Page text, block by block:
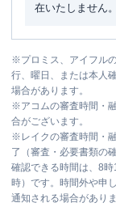
在いたしません。
※プロミス、アイフル
行、曜日、または本人
場合があります。
※アコムの審査時間・
合がございます。
※ レイクの審査時間・
了（審査・必要書類の
確認できる時間は、8
時）です。時間外や申
通知される場合があり